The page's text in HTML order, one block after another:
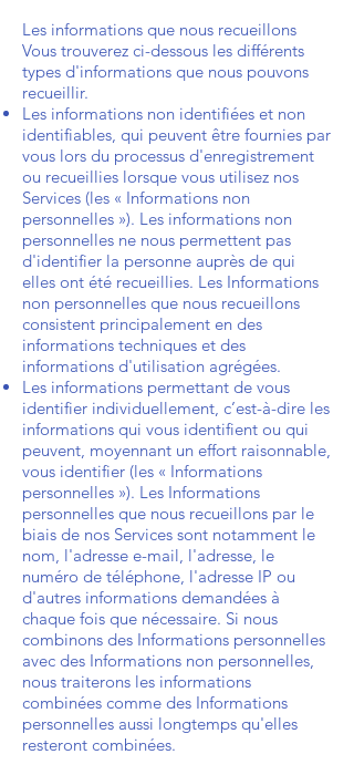
Les informations que nous recueillons
Vous trouverez ci-dessous les différents
types d'informations que nous pouvons
recueillir.
Les informations non identifiées et non
identifiables, qui peuvent être fournies par
vous lors du processus d'enregistrement
ou recueillies lorsque vous utilisez nos
Services (les « Informations non
personnelles »). Les informations non
personnelles ne nous permettent pas
d'identifier la personne auprès de qui
elles ont été recueillies. Les Informations
non personnelles que nous recueillons
consistent principalement en des
informations techniques et des
informations d'utilisation agrégées.
Les informations permettant de vous
identifier individuellement, c’est-à-dire les
informations qui vous identifient ou qui
peuvent, moyennant un effort raisonnable,
vous identifier (les « Informations
personnelles »). Les Informations
personnelles que nous recueillons par le
biais de nos Services sont notamment le
nom, l'adresse e-mail, l'adresse, le
numéro de téléphone, l'adresse IP ou
d'autres informations demandées à
chaque fois que nécessaire. Si nous
combinons des Informations personnelles
avec des Informations non personnelles,
nous traiterons les informations
combinées comme des Informations
personnelles aussi longtemps qu'elles
resteront combinées.